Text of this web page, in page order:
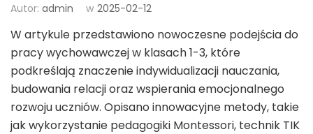
Autor: admin w 2025-02-12
W artykule przedstawiono nowoczesne podejścia do
pracy wychowawczej w klasach 1-3, które
podkreślają znaczenie indywidualizacji nauczania,
budowania relacji oraz wspierania emocjonalnego
rozwoju uczniów. Opisano innowacyjne metody, takie
jak wykorzystanie pedagogiki Montessori, technik TIK